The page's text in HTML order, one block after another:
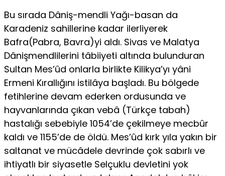
Bu sırada Dâniş-mendli Yağı-basan da
Karadeniz sahillerine kadar ilerliyerek
Bafra(Pabra, Bavra)yi aldı. Sivas ve Malatya
Dânişmendlilerini tâbiiyeti altında bulunduran
Sultan Mes’ûd onlarla birlikte Kilikya’yı yâni
Ermeni Kırallığını istilâya başladı. Bu bölgede
fetihlerine devam ederken ordusunda ve
hayvanlarında çıkan vebâ (Türkçe tabah)
hastalığı sebebiyle 1054’de çekilmeye mecbûr
kaldı ve 1155’de de öldü. Mes’ûd kırk yıla yakın bir
saltanat ve mücâdele devrinde çok sabırlı ve
ihtiyatlı bir siyasetle Selçuklu devletini yok